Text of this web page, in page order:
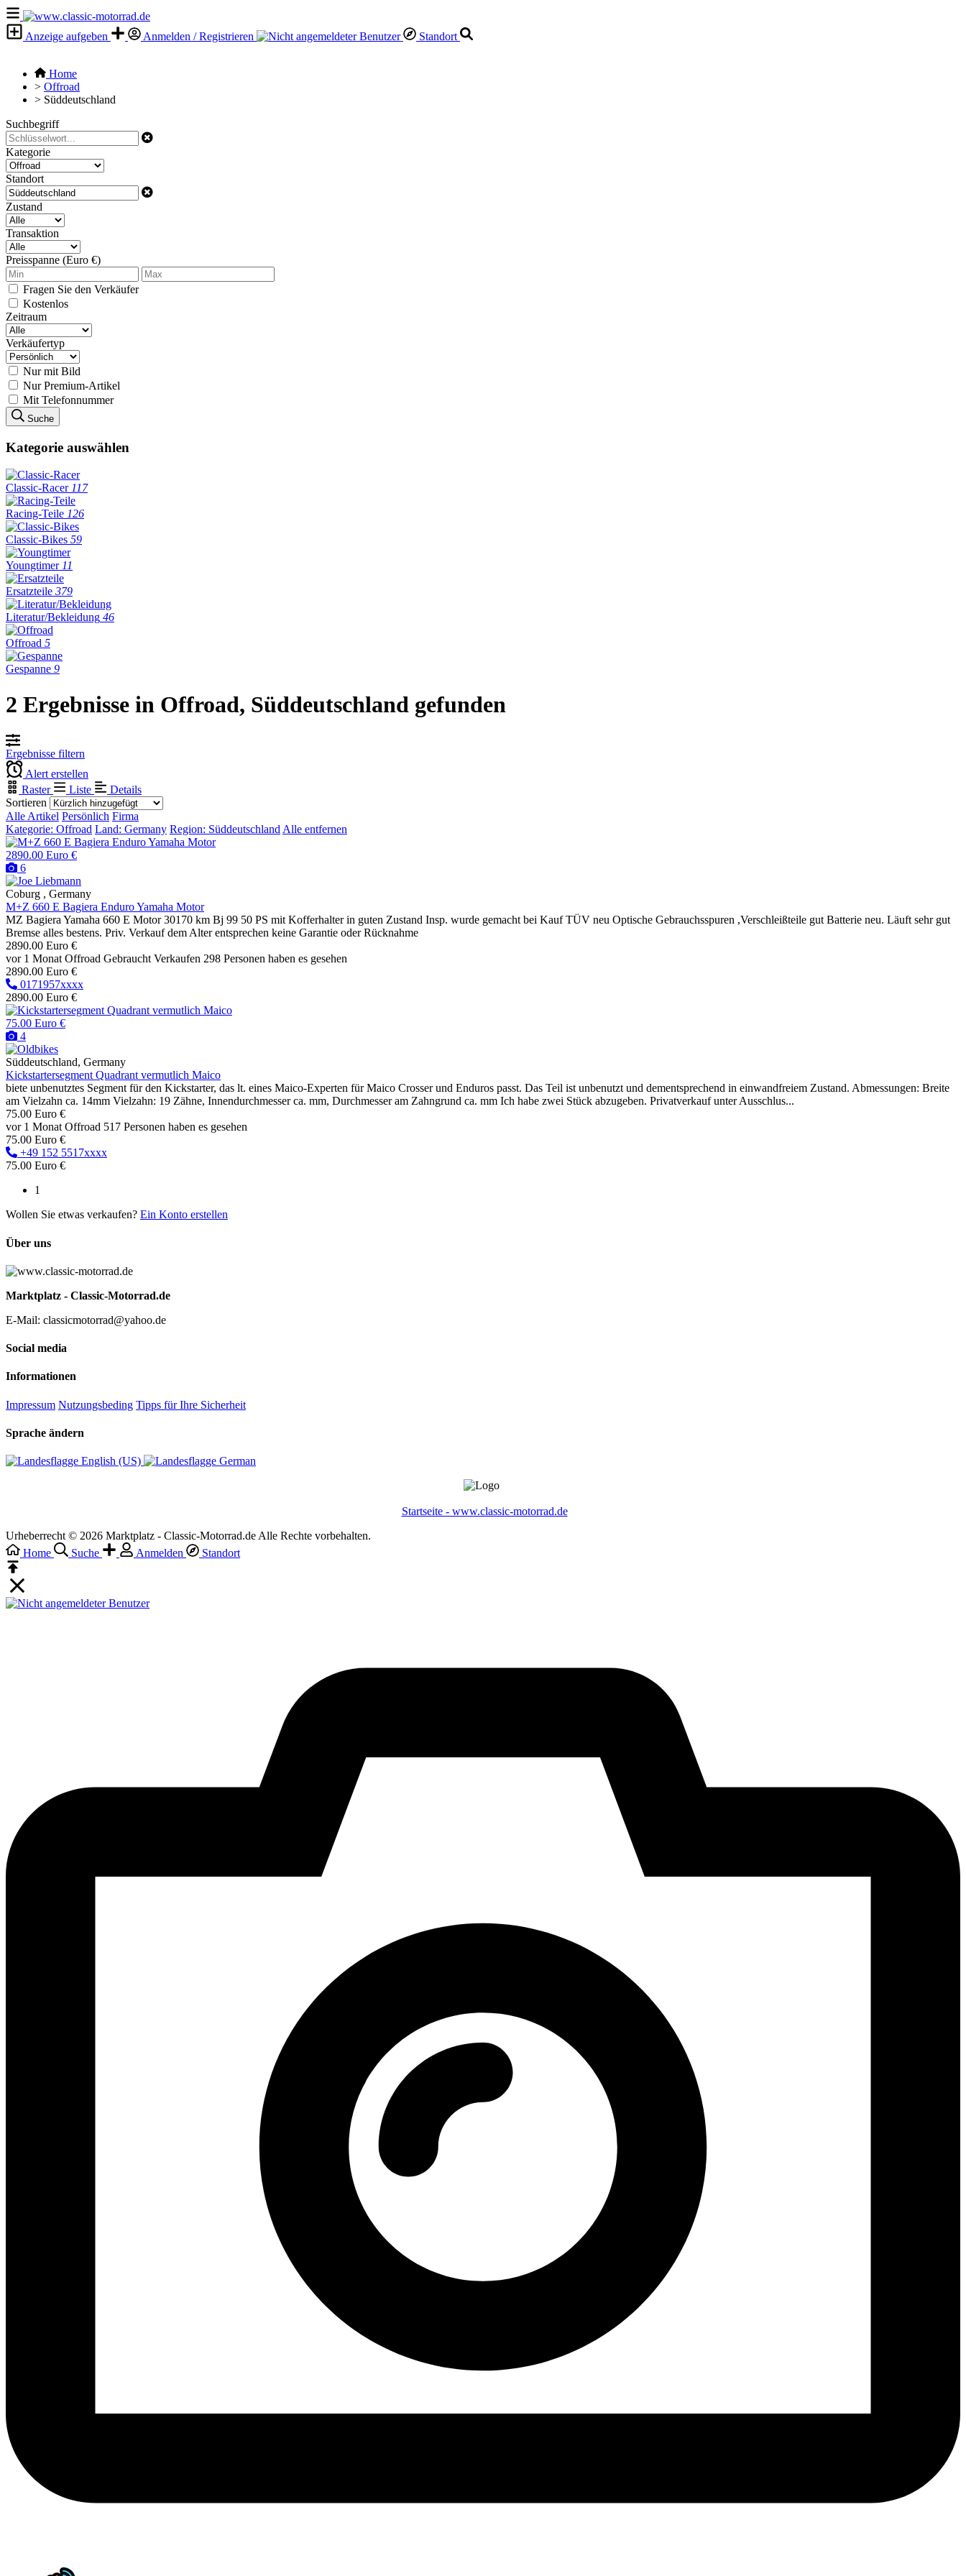
Anzeige aufgeben Anmelden / Registrieren Standort
Home
> Offroad
> Süddeutschland
Suchbegriff
Kategorie
Standort
Zustand
Transaktion
Preisspanne (Euro €)
Fragen Sie den Verkäufer
Kostenlos
Zeitraum
Verkäufertyp
Nur mit Bild
Nur Premium-Artikel
Mit Telefonnummer
Suche
Kategorie auswählen
Classic-Racer 117
Racing-Teile 126
Classic-Bikes 59
Youngtimer 11
Ersatzteile 379
Literatur/Bekleidung 46
Offroad 5
Gespanne 9
2 Ergebnisse in Offroad, Süddeutschland gefunden
Ergebnisse filtern
Alert erstellen
Raster
Liste
Details
Sortieren
Alle Artikel Persönlich Firma
Kategorie: Offroad Land: Germany Region: Süddeutschland Alle entfernen
2890.00 Euro €
6
Coburg , Germany
M+Z 660 E Bagiera Enduro Yamaha Motor
MZ Bagiera Yamaha 660 E Motor 30170 km Bj 99 50 PS mit Kofferhalter in guten Zustand Insp. wurde gemacht bei Kauf TÜV neu Optische Gebrauchsspuren ,Verschleißteile gut Batterie neu. Läuft sehr gut
Bremse alles bestens. Priv. Verkauf dem Alter entsprechen keine Garantie oder Rücknahme
2890.00 Euro €
vor 1 Monat Offroad Gebraucht Verkaufen 298 Personen haben es gesehen
2890.00 Euro €
0171957xxxx
2890.00 Euro €
75.00 Euro €
4
Süddeutschland, Germany
Kickstartersegment Quadrant vermutlich Maico
biete unbenutztes Segment für den Kickstarter, das lt. eines Maico-Experten für Maico Crosser und Enduros passt. Das Teil ist unbenutzt und dementsprechend in einwandfreiem Zustand. Abmessungen: Breite
am Vielzahn ca. 14mm Vielzahn: 19 Zähne, Innendurchmesser ca. mm, Durchmesser am Zahngrund ca. mm Ich habe zwei Stück abzugeben. Privatverkauf unter Ausschlus...
75.00 Euro €
vor 1 Monat Offroad 517 Personen haben es gesehen
75.00 Euro €
+49 152 5517xxxx
75.00 Euro €
1
Wollen Sie etwas verkaufen? Ein Konto erstellen
Über uns
Marktplatz - Classic-Motorrad.de
E-Mail: classicmotorrad@yahoo.de
Social media
Informationen
Impressum Nutzungsbeding Tipps für Ihre Sicherheit
Sprache ändern
English (US)‎ German‎
Startseite - www.classic-motorrad.de
Urheberrecht © 2026 Marktplatz - Classic-Motorrad.de Alle Rechte vorbehalten.
Home
Suche Anmelden Standort